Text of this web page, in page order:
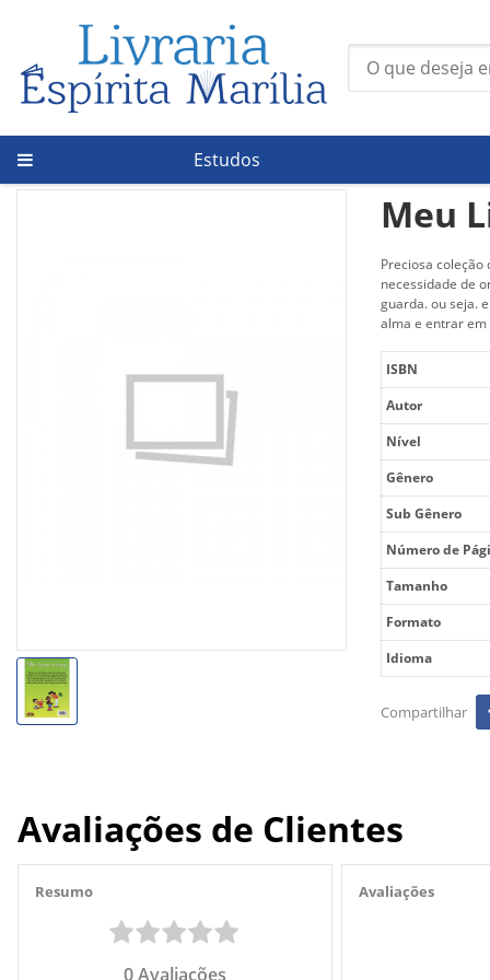
Estudos
Nível / Meu Livrinho de Orações
Meu
Preciosa
necessidade de
guarda. ou seja.
alma e entrar em
ISBN
Autor
Nível
Gênero
Sub Gênero
Número de
Tamanho
Formato
Idioma
Avaliações de Clientes
Resumo
0Avaliações
Avaliações